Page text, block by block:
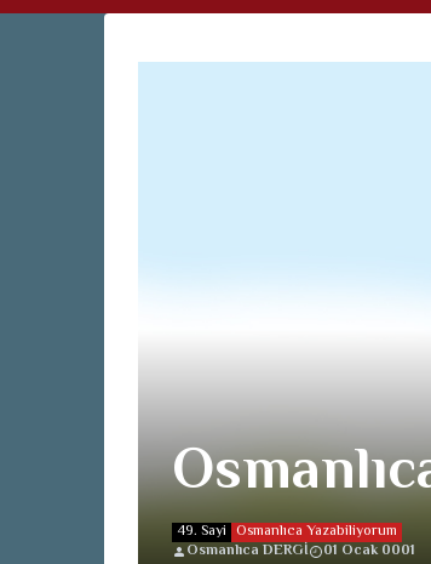
49. Sayi Osmanlıca Yazabiliyorum
Osmanlıca DERGİ
01 Ocak 0001